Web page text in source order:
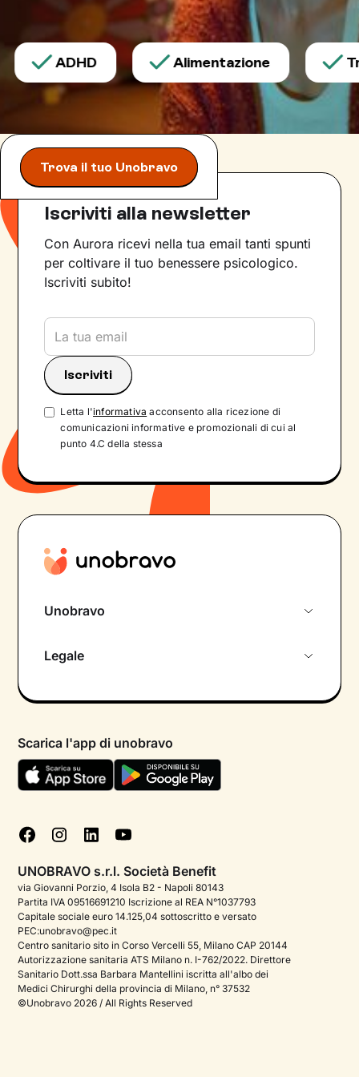
ADHD Alimentazione
Trova il tuo Unobravo
Iscriviti alla newsletter
Con Aurora ricevi nella tua email tanti spunti
per coltivare il tuo benessere psicologico.
Iscriviti subito!
Letta l'informativa acconsento alla ricezione di
comunicazioni informative e promozionali di cui al
punto 4.C della stessa
Unobravo
Psicologo in chat
Aiuto urgente
FAQ
Podcast di psicologia
Corporate
Psicologo italiano all'estero
Approfondimenti sulla salute mentale
Sala stampa
Legale
Termini e condizioni
Informativa Privacy
Cookie policy
Gestisci cookie
Scarica l'app di unobravo
UNOBRAVO s.r.l. Società Benefit
via Giovanni Porzio, 4 Isola B2 - Napoli 80143
Partita IVA 09516691210 Iscrizione al REA N°1037793
Capitale sociale euro 14.125,04 sottoscritto e versato
PEC:unobravo@pec.it
Centro sanitario sito in Corso Vercelli 55, Milano CAP 20144
Autorizzazione sanitaria ATS Milano n. I-762/2022. Direttore
Sanitario Dott.ssa Barbara Mantellini iscritta all'albo dei
Medici Chirurghi della provincia di Milano, n° 37532
©Unobravo 2026 / All Rights Reserved